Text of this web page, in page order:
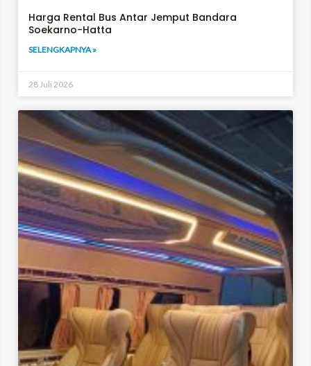
Harga Rental Bus Antar Jemput Bandara
Soekarno-Hatta
SELENGKAPNYA »
28 Juli 2026